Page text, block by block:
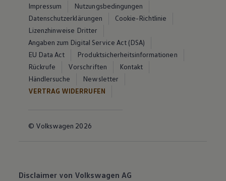
Impressum
Nutzungsbedingungen
Datenschutzerklärungen
Cookie-Richtlinie
Lizenzhinweise Dritter
Angaben zum Digital Service Act (DSA)
EU Data Act
Produktsicherheitsinformationen
Rückrufe
Vorschriften
Kontakt
Händlersuche
Newsletter
VERTRAG WIDERRUFEN
© Volkswagen 2026
Disclaimer von Volkswagen AG